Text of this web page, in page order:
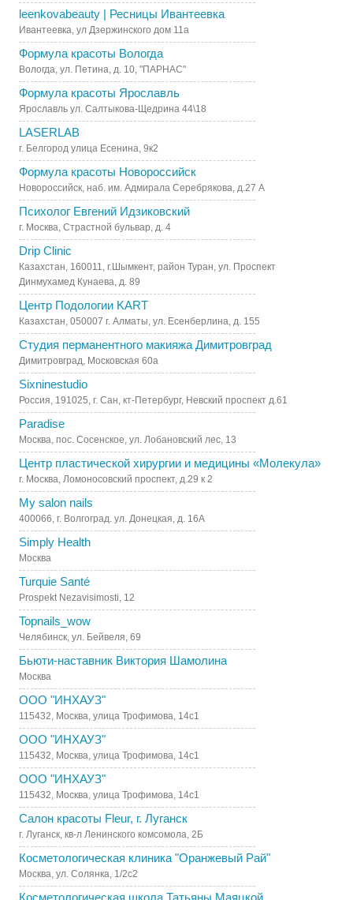
leenkovabeauty | Ресницы Ивантеевка
Ивантеевка, ул Дзержинского дом 11а
Формула красоты Вологда
Вологда, ул. Петина, д. 10, "ПАРНАС"
Формула красоты Ярославль
Ярославль ул. Салтыкова-Щедрина 44\18
LASERLAB
г. Белгород улица Есенина, 9к2
Формула красоты Новороссийск
Новороссийск, наб. им. Адмирала Серебрякова, д.27 А
Психолог Евгений Идзиковский
г. Москва, Страстной бульвар, д. 4
Drip Clinic
Казахстан, 160011, г.Шымкент, район Туран, ул. Проспект
Динмухамед Кунаева, д. 89
Центр Подологии KART
Казахстан, 050007 г. Алматы, ул. Есенберлина, д. 155
Студия перманентного макияжа Димитровград
Димитровград, Московская 60а
Sixninestudio
Россия, 191025, г. Сан, кт-Петербург, Невский проспект д.61
Paradise
Москва, пос. Сосенское, ул. Лобановский лес, 13
Центр пластической хирургии и медицины «Молекула»
г. Москва, Ломоносовский проспект, д.29 к 2
My salon nails
400066, г. Волгоград. ул. Донецкая, д. 16А
Simply Health
Москва
Turquie Santé
Prospekt Nezavisimosti, 12
Topnails_wow
Челябинск, ул. Бейвеля, 69
Бьюти-наставник Виктория Шамолина
Москва
ООО "ИНХАУЗ"
115432, Москва, улица Трофимова, 14с1
ООО "ИНХАУЗ"
115432, Москва, улица Трофимова, 14с1
ООО "ИНХАУЗ"
115432, Москва, улица Трофимова, 14с1
Салон красоты Fleur, г. Луганск
г. Луганск, кв-л Ленинского комсомола, 2Б
Косметологическая клиника "Оранжевый Рай"
Москва, ул. Солянка, 1/2с2
Косметологическая школа Татьяны Маяцкой